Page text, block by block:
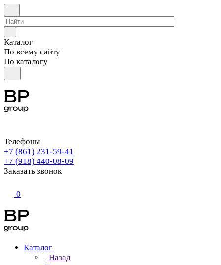
Каталог
По всему сайту
По каталогу
Телефоны
+7 (861) 231-59-41
+7 (918) 440-08-09
Заказать звонок
0
Каталог
Назад